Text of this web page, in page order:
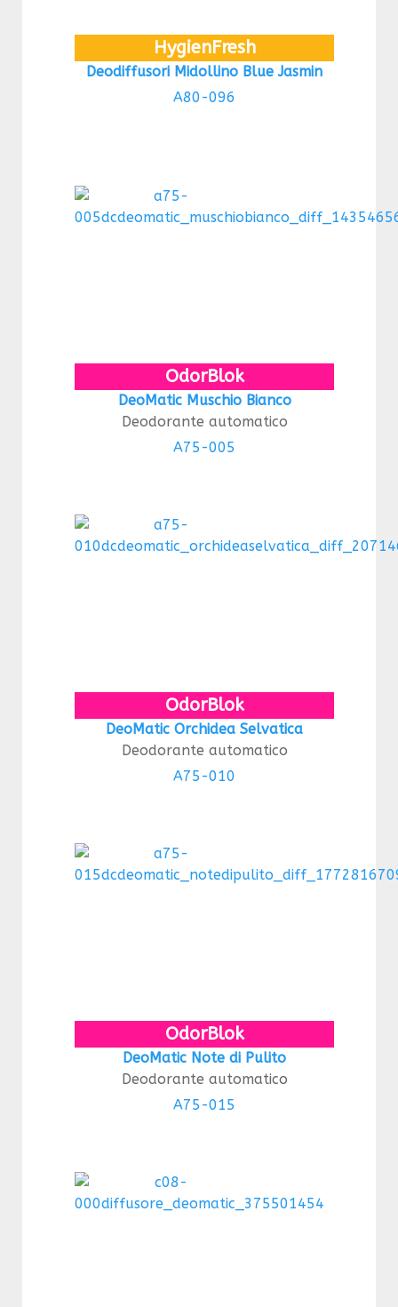
HygienFresh
Deodiffusori Midollino Blue Jasmin
A80-096
OdorBlok
DeoMatic Muschio Bianco
Deodorante automatico
A75-005
OdorBlok
DeoMatic Orchidea Selvatica
Deodorante automatico
A75-010
OdorBlok
DeoMatic Note di Pulito
Deodorante automatico
A75-015